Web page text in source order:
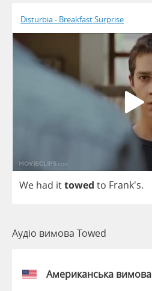
Disturbia - Breakfast Surprise
We had ittowed to Frank's.
Аудіо вимова Towed
Американська вимова